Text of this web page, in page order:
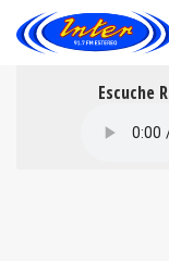
Escuche